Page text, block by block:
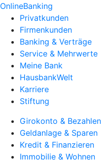
OnlineBanking
Privatkunden
Firmenkunden
Banking & Verträge
Service & Mehrwerte
Meine Bank
HausbankWelt
Karriere
Stiftung
Girokonto & Bezahlen
Geldanlage & Sparen
Kredit & Finanzieren
Immobilie & Wohnen